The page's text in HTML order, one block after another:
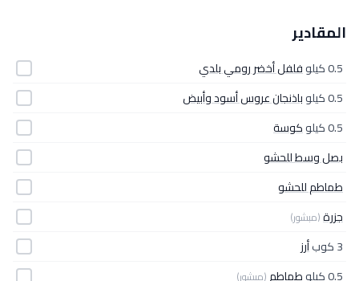
المقادير
0.5 كيلو
فلفل أخضر رومي بلدي
0.5 كيلو
باذنجان عروس أسود وأبيض
0.5 كيلو
كوسة
بصل وسط للحشو
طماطم للحشو
جزرة(مبشور)
3 كوب
أرز
0.5 كيلو
طماطم(مبشور)